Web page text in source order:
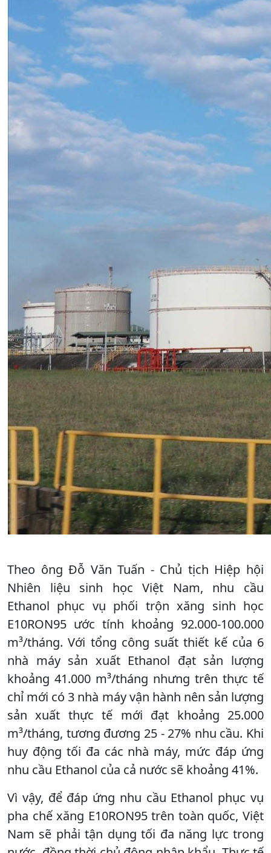
Theo ông Đỗ Văn Tuấn - Chủ tịch Hiệp hội
Nhiên liệu sinh học Việt Nam, nhu cầu
Ethanol phục vụ phối trộn xăng sinh học
E10RON95 ước tính khoảng 92.000-100.000
m³/tháng. Với tổng công suất thiết kế của 6
nhà máy sản xuất Ethanol đạt sản lượng
khoảng 41.000 m³/tháng nhưng trên thực tế
chỉ mới có 3 nhà máy vận hành nên sản lượng
sản xuất thực tế mới đạt khoảng 25.000
m³/tháng, tương đương 25 - 27% nhu cầu. Khi
huy động tối đa các nhà máy, mức đáp ứng
nhu cầu Ethanol của cả nước sẽ khoảng 41%.
Vì vậy, để đáp ứng nhu cầu Ethanol phục vụ
pha chế xăng E10RON95 trên toàn quốc, Việt
Nam sẽ phải tận dụng tối đa năng lực trong